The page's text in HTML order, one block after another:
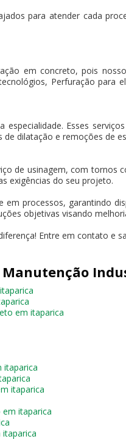
para atender cada
em concreto, pois
Perfuração para
Esses
dilatação e remoções de
de usinagem, com tornos
exigências do seu projeto.
processos, garantindo
objetivas visando
Entre em contato e
Manutenção
em itaparica
itaparica
itaparica
itaparica
itaparica